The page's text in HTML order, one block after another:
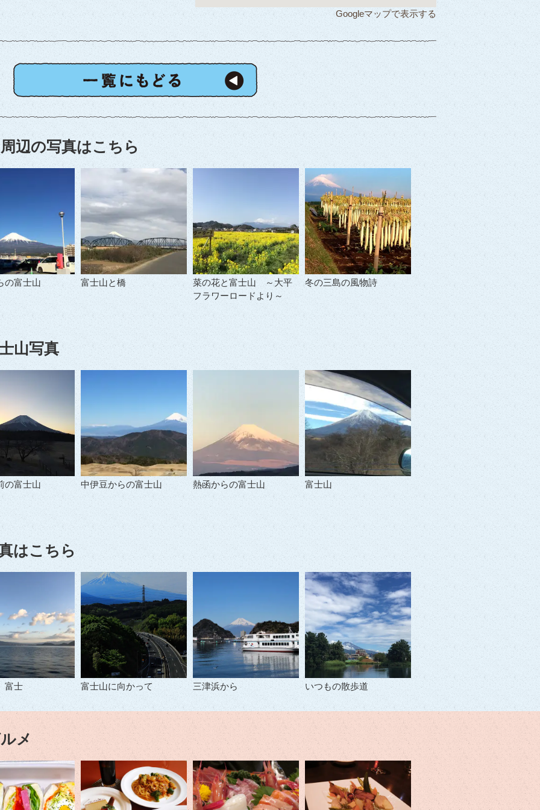
Googleマップで表示する
辺の写真はこちら
の富士山 富士山と橋
菜の花と富士山 ～大平
フラワーロードより～
冬の三島の風物詩
山写真
の富士山 中伊豆からの富士山 熱函からの富士山 富士山
はこちら
富士 富士山に向かって 三津浜から いつもの散歩道
メ